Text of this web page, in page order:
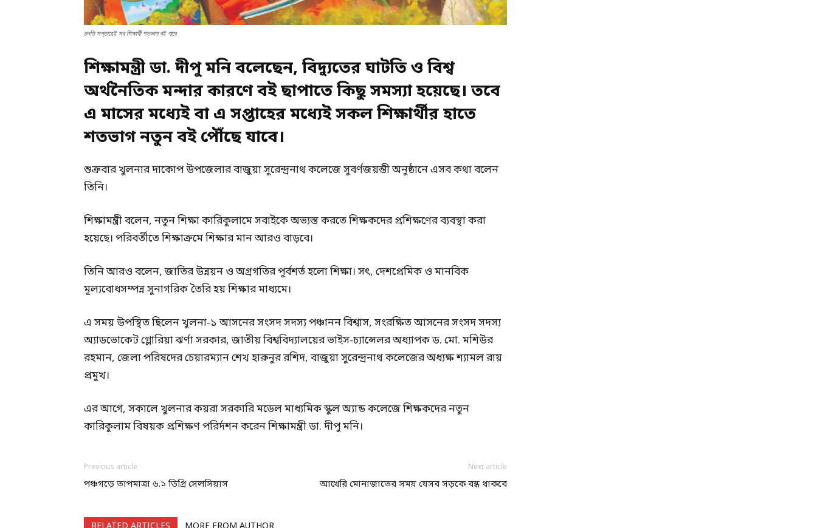
চলতি সপ্তাহেই সব শিক্ষার্থী শতভাগ বই পাবে
শিক্ষামন্ত্রী ডা. দীপু মনি বলেছেন, বিদ্যুতের ঘাটতি ও বিশ্ব
অর্থনৈতিক মন্দার কারণে বই ছাপাতে কিছু সমস্যা হয়েছে। তবে
এ মাসের মধ্যেই বা এ সপ্তাহের মধ্যেই সকল শিক্ষার্থীর হাতে
শতভাগ নতুন বই পৌঁছে যাবে।
শুক্রবার খুলনার দাকোপ উপজেলার বাজুয়া সুরেন্দ্রনাথ কলেজে সুবর্ণজয়ন্তী অনুষ্ঠানে এসব কথা বলেন
তিনি।
শিক্ষামন্ত্রী বলেন, নতুন শিক্ষা কারিকুলামে সবাইকে অভ্যস্ত করতে শিক্ষকদের প্রশিক্ষণের ব্যবস্থা করা
হয়েছে। পরিবর্তীতে শিক্ষাক্রমে শিক্ষার মান আরও বাড়বে।
তিনি আরও বলেন, জাতির উন্নয়ন ও অগ্রগতির পূর্বশর্ত হলো শিক্ষা। সৎ, দেশপ্রেমিক ও মানবিক
মূল্যবোধসম্পন্ন সুনাগরিক তৈরি হয় শিক্ষার মাধ্যমে।
এ সময় উপস্থিত ছিলেন খুলনা-১ আসনের সংসদ সদস্য পঞ্চানন বিশ্বাস, সংরক্ষিত আসনের সংসদ সদস্য
অ্যাডভোকেট গ্লোরিয়া ঝর্ণা সরকার, জাতীয় বিশ্ববিদ্যালয়ের ভাইস-চ্যান্সেলর অধ্যাপক ড. মো. মশিউর
রহমান, জেলা পরিষদের চেয়ারম্যান শেখ হারুনুর রশিদ, বাজুয়া সুরেন্দ্রনাথ কলেজের অধ্যক্ষ শ্যামল রায়
প্রমুখ।
এর আগে, সকালে খুলনার কয়রা সরকারি মডেল মাধ্যমিক স্কুল অ্যান্ড কলেজে শিক্ষকদের নতুন
কারিকুলাম বিষয়ক প্রশিক্ষণ পরির্দশন করেন শিক্ষামন্ত্রী ডা. দীপু মনি।
Previous article
পঞ্চগড়ে তাপমাত্রা ৬.১ ডিগ্রি সেলসিয়াস
Next article
আখেরি মোনাজাতের সময় যেসব সড়কে বন্ধ থাকবে